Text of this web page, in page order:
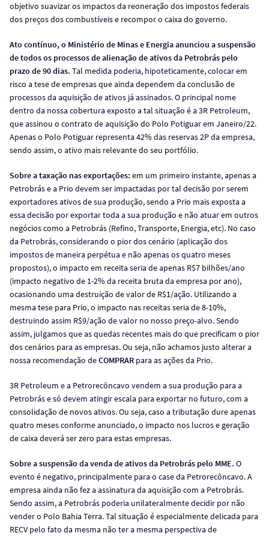
objetivo suavizar os impactos da reoneração dos impostos federais
dos preços dos combustíveis e recompor o caixa do governo.
Ato contínuo, o Ministério de Minas e Energia anunciou a suspensão
de todos os processos de alienação de ativos da Petrobrás pelo
prazo de 90 dias. Tal medida poderia, hipoteticamente, colocar em
risco a tese de empresas que ainda dependem da conclusão de
processos da aquisição de ativos já assinados. O principal nome
dentro da nossa cobertura exposto a tal situação é a 3R Petroleum,
que assinou o contrato de aquisição do Polo Potiguar em Janeiro/22.
Apenas o Polo Potiguar representa 42% das reservas 2P da empresa,
sendo assim, o ativo mais relevante do seu portfólio.
Sobre a taxação nas exportações: em um primeiro instante, apenas a
Petrobrás e a Prio devem ser impactadas por tal decisão por serem
exportadores ativos de sua produção, sendo a Prio mais exposta a
essa decisão por exportar toda a sua produção e não atuar em outros
negócios como a Petrobrás (Refino, Transporte, Energia, etc). No caso
da Petrobrás, considerando o pior dos cenário (aplicação dos
impostos de maneira perpétua e não apenas os quatro meses
propostos), o impacto em receita seria de apenas R$7 bilhões/ano
(impacto negativo de 1-2% da receita bruta da empresa por ano),
ocasionando uma destruição de valor de R$1/ação. Utilizando a
mesma tese para Prio, o impacto nas receitas seria de 8-10%,
destruindo assim R$9/ação de valor no nosso preço-alvo. Sendo
assim, julgamos que as quedas recentes mais do que precificam o pior
dos cenários para as empresas. Ou seja, não achamos justo alterar a
nossa recomendação deCOMPRAR para as ações da Prio.
3R Petroleum e a Petrorecôncavo vendem a sua produção para a
Petrobrás e só devem atingir escala para exportar no futuro, com a
consolidação de novos ativos. Ou seja, caso a tributação dure apenas
quatro meses conforme anunciado, o impacto nos lucros e geração
de caixa deverá ser zero para estas empresas.
Sobre a suspensão da venda de ativos da Petrobrás pelo MME. O
evento é negativo, principalmente para o case da Petrorecôncavo. A
empresa ainda não fez a assinatura da aquisição com a Petrobrás.
Sendo assim, a Petrobrás poderia unilateralmente decidir por não
vender o Polo Bahia Terra. Tal situação é especialmente delicada para
RECV pelo fato da mesma não ter a mesma perspectiva de